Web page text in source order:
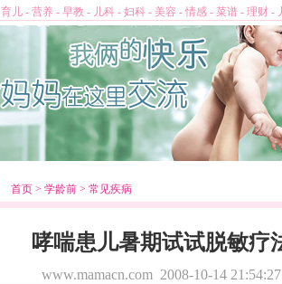
育儿 - 营养 - 早教 - 儿科 - 妇科 - 美容 - 情感 - 菜谱 - 理财 -
首页 > 学龄前 > 常见疾病
哮喘患儿暑期试试脱敏疗
www.mamacn.com 2008-10-14 21:54:27